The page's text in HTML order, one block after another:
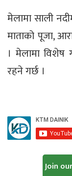
मेलामा साली
माताको पूजा,
। मेलामा विशेष
रहने गर्छ ।
Join